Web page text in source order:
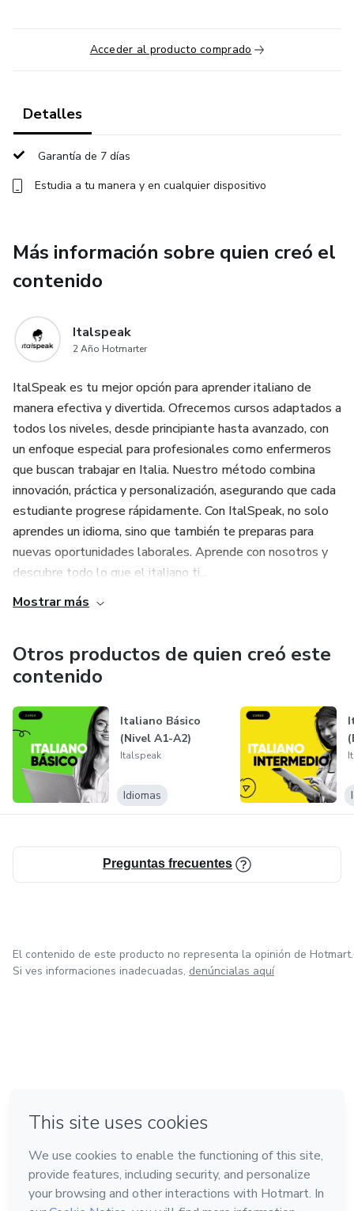
✔️ Gramática, vocabulario, comprensión auditiva, lectura,
escritura y expresión oral
✔️ Actividades prácticas y ejercicios resueltos en cada
✔️ Material adicional descargable y tests de repaso
👨‍🏫 Creado por un examinador oficial de CELI y CILS, este
certificarlo si lo deseas. Es ideal para estudiantes,
profesionales, viajeros o amantes del idioma italiano que
quieren alcanzar un alto nivel con una metodología
estructurada y eficaz.
No importa si partes de cero o si ya tienes conocimientos:
puedes iniciar en el nivel que te corresponde y avanzar a tu
ritmo, sin presiones.
🌍 Estudia desde cualquier lugar del mundo y conéctate
con el idioma y la cultura italiana de manera auténtica.
¡Empieza hoy y transforma tu italiano!
Acceder al producto comprado
Detalles
Garantía de 7 días
Estudia a tu manera y en cualquier dispositivo
Más información sobre quien creó el
contenido
Italspeak
2 Año Hotmarter
ItalSpeak es tu mejor opción para aprender italiano de
manera efectiva y divertida. Ofrecemos cursos adaptados a
todos los niveles, desde principiante hasta avanzado, con
un enfoque especial para profesionales como enfermeros
que buscan trabajar en Italia. Nuestro método combina
innovación, práctica y personalización, asegurando que cada
estudiante progrese rápidamente. Con ItalSpeak, no solo
aprendes un idioma, sino que también te preparas para
nuevas oportunidades laborales. Aprende con nosotros y
descubre todo lo que el italiano ti...
Mostrar más
Otros productos de quien creó este
contenido
Italiano Básico
(Nivel A1-A2)
Italspeak
Idiomas
Preguntas frecuentes
El contenido de este producto no representa la opinión de Hotmart.
Si ves informaciones inadecuadas, denúncialas aquí
Hecho con❤ en Ciudad de México